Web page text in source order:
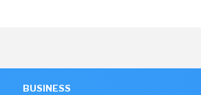
BUSINESS